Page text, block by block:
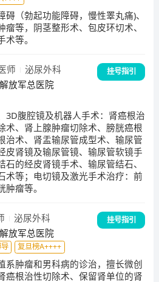
碍（勃起功能障碍，慢性睪丸痛)、
瘤等，阴茎整形术、包皮环切术、
等。
师 泌尿外科
放军总医院
挂号指引
3D腹腔镜及机器人手术：肾癌根治
术、肾上腺肿瘤切除术、膀胱癌根
治术、肾盂输尿管成型术、输尿管
皮肾镜及输尿管镜、输尿管软镜手
石的经皮肾镜手术、输尿管结石、
术等；电切镜及激光手术治疗：前
瘤等。
泌尿外科
放军总医院
挂号指引
复旦榜A++++
系肿瘤和男科病的诊治，擅长微创
癌根治性切除术、保留肾单位的肾